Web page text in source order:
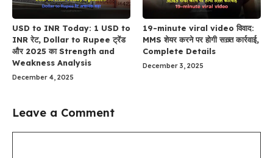
USD to INR Today: 1 USD to
INR रेट, Dollar to Rupee ट्रेंड
और 2025 का Strength and
Weakness Analysis
December 4, 2025
19-minute viral video विवाद:
MMS शेयर करने पर होगी सख़्त कार्रवाई,
Complete Details
December 3, 2025
Leave a Comment